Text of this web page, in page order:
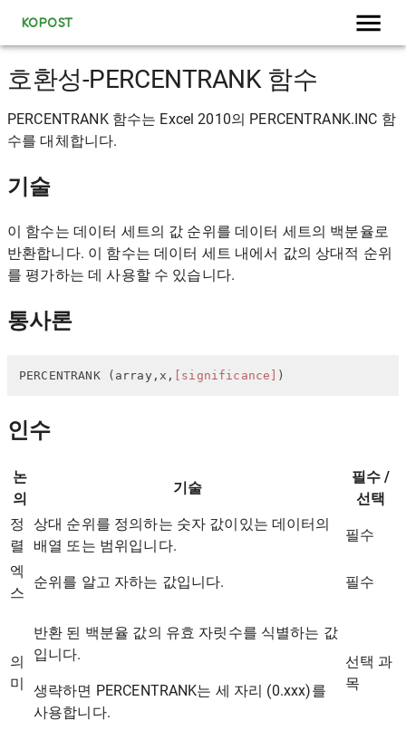
KOPOST
호환성-PERCENTRANK 함수
PERCENTRANK 함수는 Excel 2010의 PERCENTRANK.INC 함
수를 대체합니다.
기술
이 함수는 데이터 세트의 값 순위를 데이터 세트의 백분율로
반환합니다. 이 함수는 데이터 세트 내에서 값의 상대적 순위
를 평가하는 데 사용할 수 있습니다.
통사론
PERCENTRANK (array,x, [significance] )
인수
논
의
기술
필수 /
선택
정
렬
상대 순위를 정의하는 숫자 값이있는 데이터의
배열 또는 범위입니다.
필수
엑
스
순위를 알고 자하는 값입니다. 필수
의
미
반환 된 백분율 값의 유효 자릿수를 식별하는 값
입니다.
생략하면 PERCENTRANK는 세 자리 (0.xxx)를
사용합니다.
선택 과
목